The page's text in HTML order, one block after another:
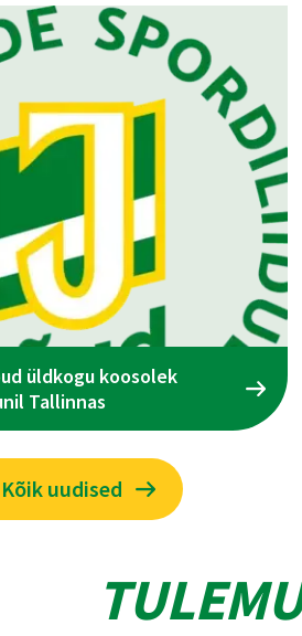
üldkogu koosolek
Tallinnas
Kõik uudised